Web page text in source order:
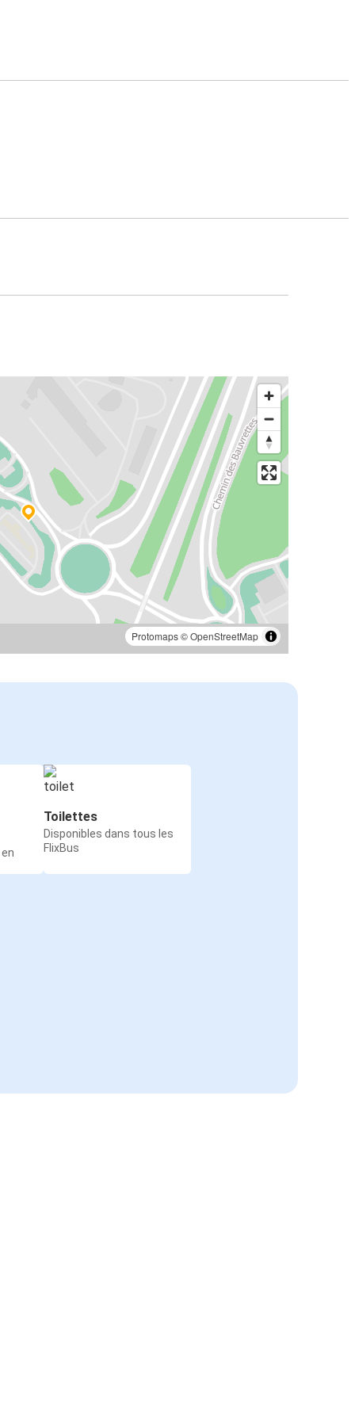
Protomaps©OpenStreetMap
Toilettes
Disponibles dans tous les
FlixBus